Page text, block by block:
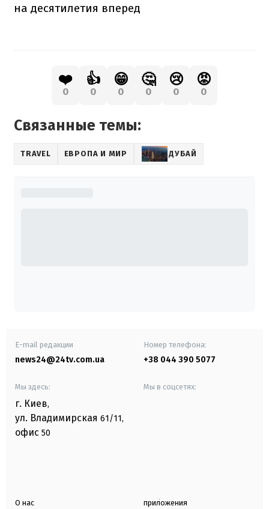
на десятилетия вперед
❤️
0
👍
0
😁
0
🤔
0
😢
0
😡
0
Связанные темы:
TRAVEL ЕВРОПА И МИР ДУБАЙ
E-mail редакции
news24@24tv.com.ua
Номер телефона:
+38 044 390 5077
Мы здесь:
г. Киев,
ул. Владимирская 61/11,
офис 50
Мы в соцсетях:
О нас приложения